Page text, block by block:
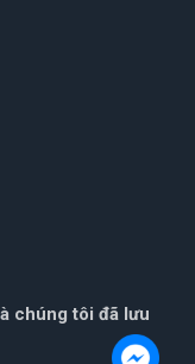
chúng tôi đã lưu